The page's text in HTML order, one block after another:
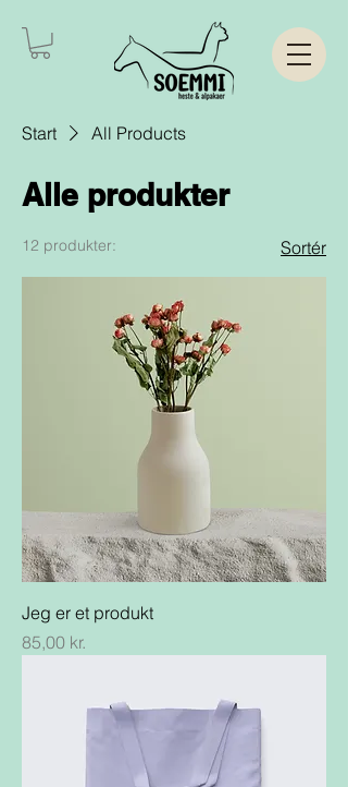
Start All Products
Alle produkter
12 produkter: Sortér
Jeg er et produkt
Pris
85,00 kr.